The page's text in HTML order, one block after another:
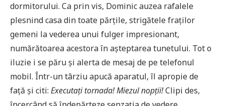
dormitorului. Ca prin vis, Dominic auzea rafalele
plesnind casa din toate părțile, strigătele fraților
gemeni la vederea unui fulger impresionant,
numărătoarea acestora în așteptarea tunetului. Tot o
iluzie i se păru și alerta de mesaj de pe telefonul
mobil. Într-un târziu apucă aparatul, îl apropie de
față și citi: Executați tornada! Miezul nopții!Clipi des,